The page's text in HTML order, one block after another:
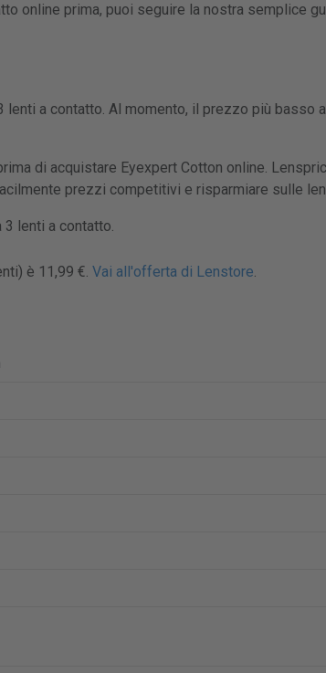
online prima, puoi seguire la nostra semplice
a contatto. Al momento, il prezzo più basso
di acquistare Eyexpert Cotton online.
prezzi competitivi e risparmiare sulle
lenti a contatto.
è 11,99 €. Vai all'offerta di Lenstore.